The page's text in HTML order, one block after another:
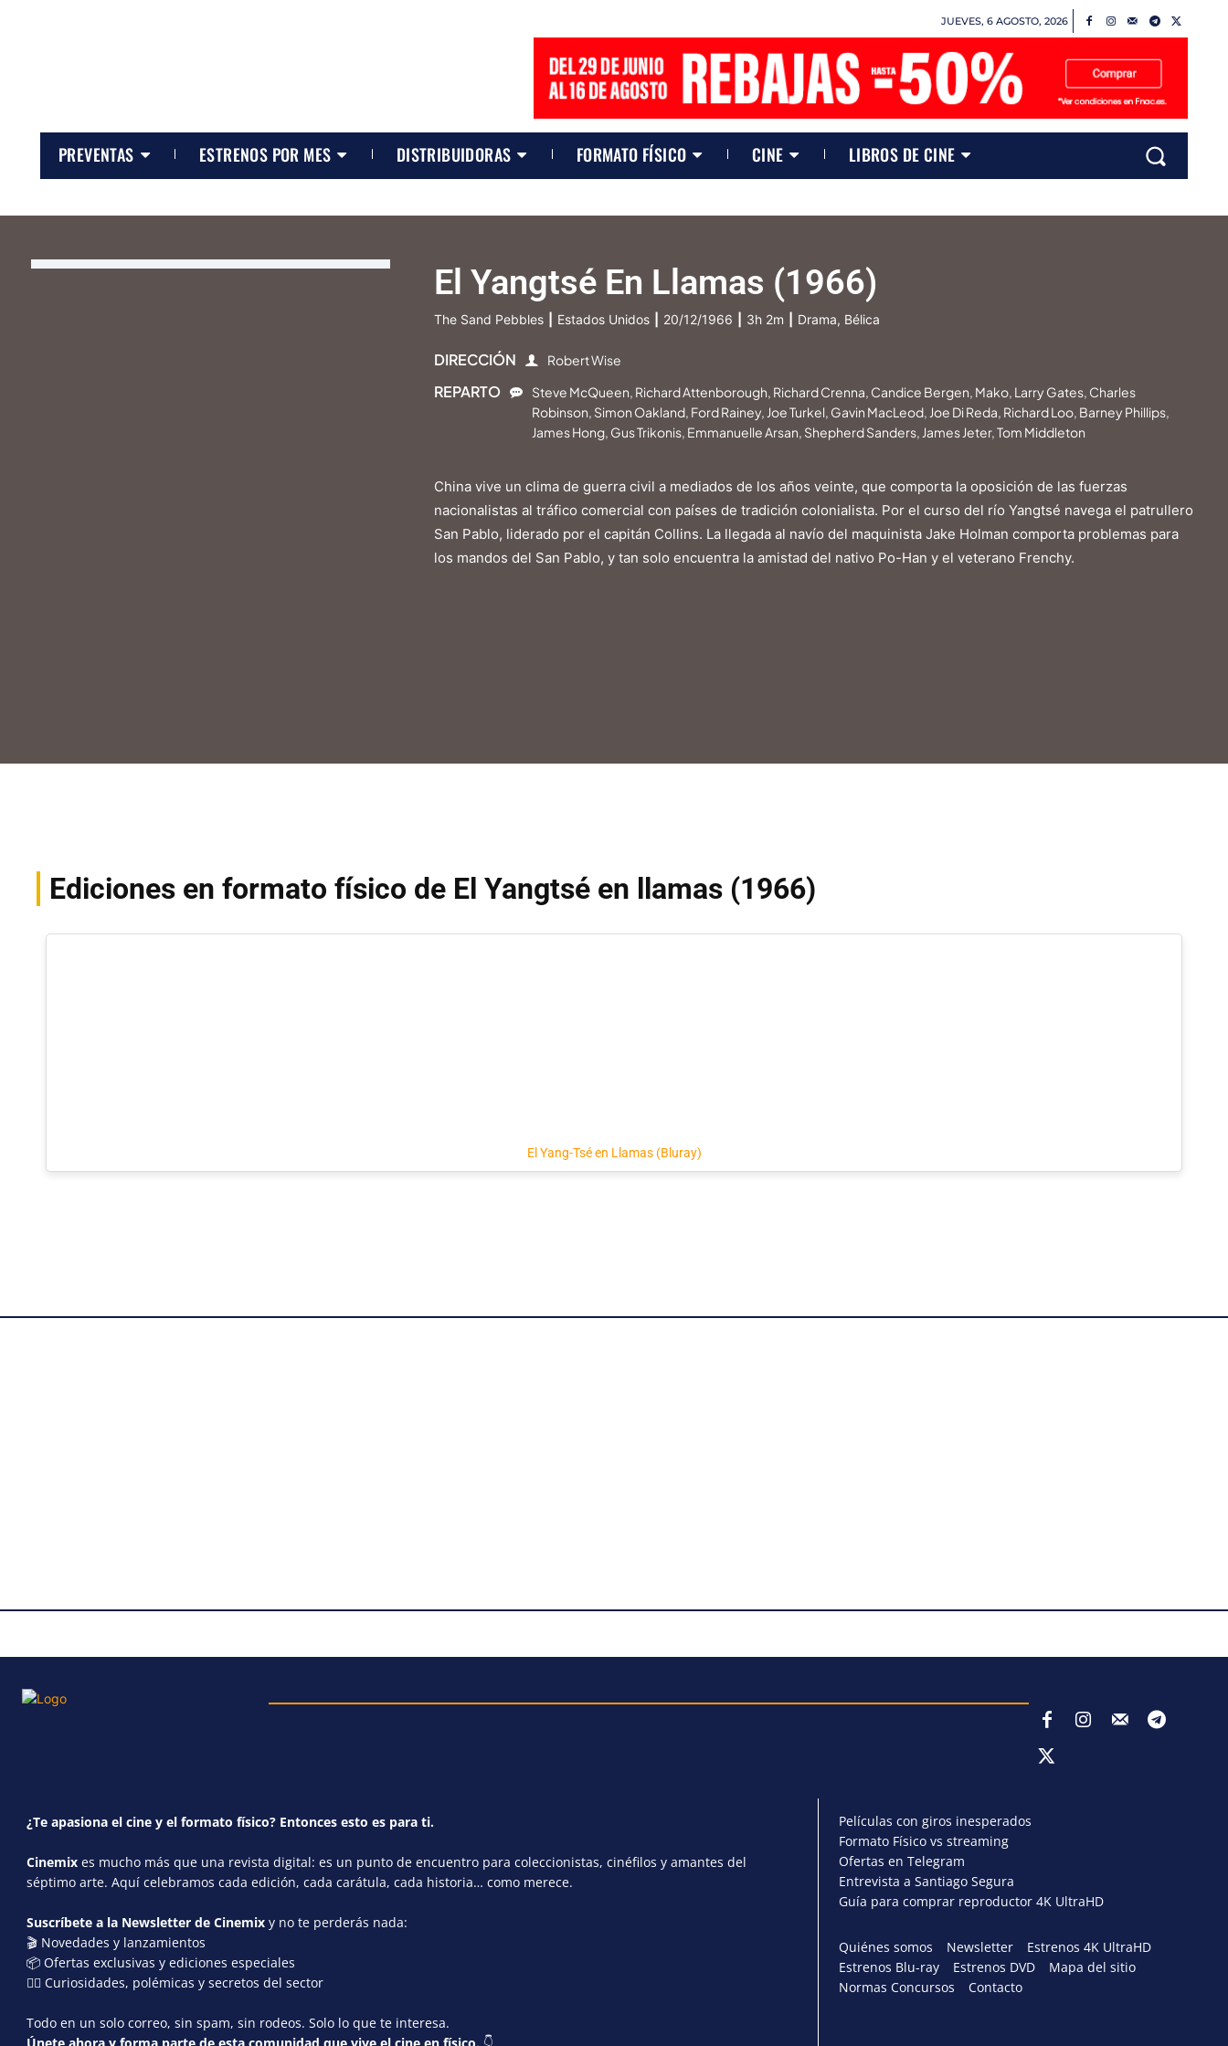
JUEVES, 6 AGOSTO, 2026
PREVENTAS ESTRENOS POR MES DISTRIBUIDORAS FORMATO FÍSICO CINE LIBROS DE CINE
El Yangtsé En Llamas (1966)
The Sand Pebbles Estados Unidos 20/12/1966 3h 2m Drama, Bélica
DIRECCIÓN Robert Wise
REPARTO
Steve McQueen, Richard Attenborough, Richard Crenna, Candice Bergen, Mako, Larry Gates, Charles
Robinson, Simon Oakland, Ford Rainey, Joe Turkel, Gavin MacLeod, Joe Di Reda, Richard Loo, Barney Phillips,
James Hong, Gus Trikonis, Emmanuelle Arsan, Shepherd Sanders, James Jeter, Tom Middleton
China vive un clima de guerra civil a mediados de los años veinte, que comporta la oposición de las fuerzas
nacionalistas al tráfico comercial con países de tradición colonialista. Por el curso del río Yangtsé navega el patrullero
San Pablo, liderado por el capitán Collins. La llegada al navío del maquinista Jake Holman comporta problemas para
los mandos del San Pablo, y tan solo encuentra la amistad del nativo Po-Han y el veterano Frenchy.
Ediciones en formato físico de El Yangtsé en llamas (1966)
El Yang-Tsé en Llamas (Bluray)
¿Te apasiona el cine y el formato físico? Entonces esto es para ti.
Cinemix es mucho más que una revista digital: es un punto de encuentro para coleccionistas, cinéfilos y amantes del
séptimo arte. Aquí celebramos cada edición, cada carátula, cada historia… como merece.
Suscríbete a la Newsletter de Cinemix y no te perderás nada:
🎬 Novedades y lanzamientos
📦 Ofertas exclusivas y ediciones especiales
🕵️‍♂️ Curiosidades, polémicas y secretos del sector
Todo en un solo correo, sin spam, sin rodeos. Solo lo que te interesa.
Películas con giros inesperados
Formato Físico vs streaming
Ofertas en Telegram
Entrevista a Santiago Segura
Guía para comprar reproductor 4K UltraHD
Quiénes somos Newsletter
Estrenos 4K UltraHD
Estrenos Blu-ray
Estrenos DVD
Mapa del sitio
Normas Concursos
Contacto